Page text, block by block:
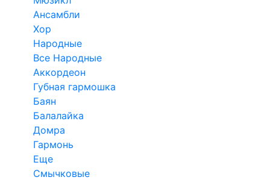
Ансамбли
Хор
Народные
Все Народные
Аккордеон
Губная гармошка
Баян
Балалайка
Домра
Гармонь
Еще
Смычковые